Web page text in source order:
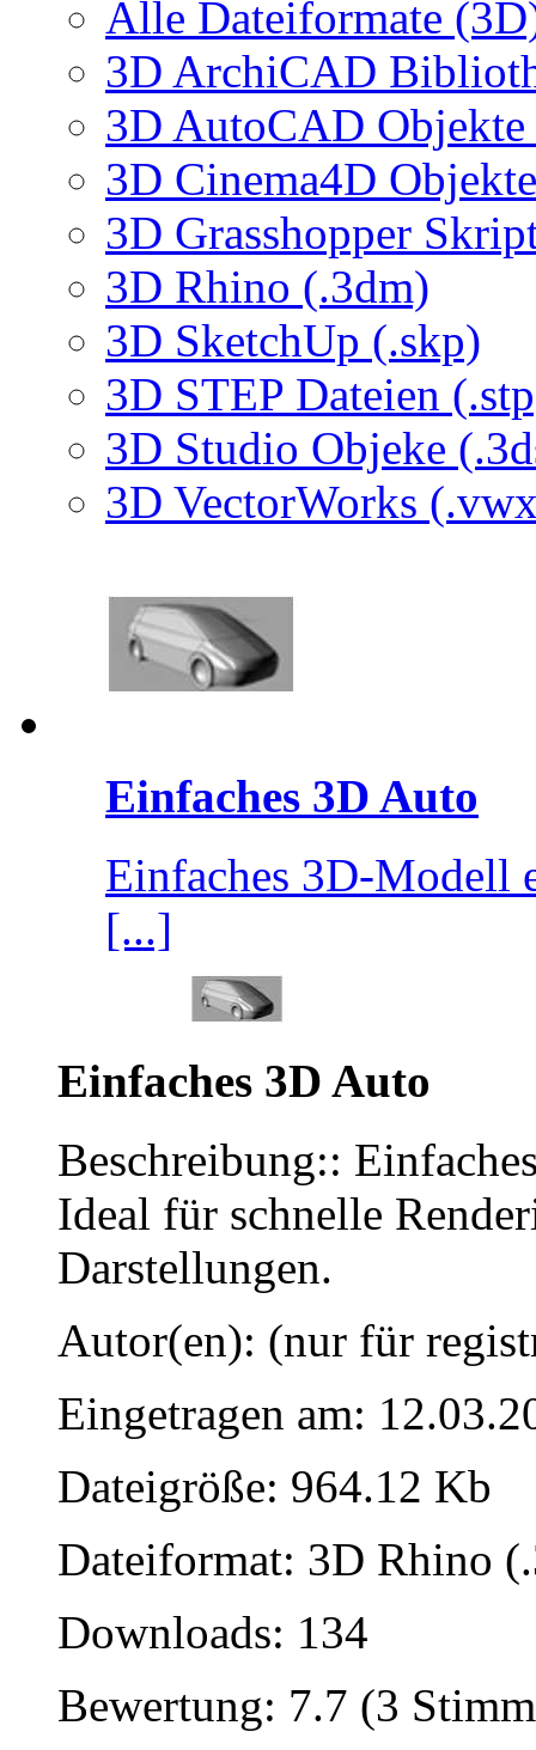
Alle Dateiformate
3D ArchiCAD
3D AutoCAD
3D Cinema4D
3D Grasshopper
3D Rhino (.3dm)
3D SketchUp (.skp)
3D STEP Dateien
3D Studio Objeke
3D VectorWorks
Einfaches 3D Auto
Einfaches 3D-Modell
[...]
Einfaches 3D Auto
Beschreibung::
Ideal für schnelle
Darstellungen.
Autor(en): (nur für
Eingetragen am:
Dateigröße: 964.12 Kb
Dateiformat: 3D Rhino
Downloads: 134
Bewertung: 7.7 (3